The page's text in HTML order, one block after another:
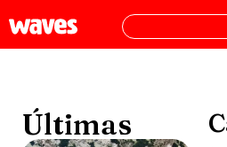
Últimas